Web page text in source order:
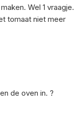
Wel 1 vraagje.
tomaat niet meer
de oven in. ?